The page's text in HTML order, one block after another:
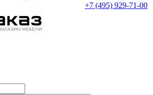
+7 (495) 929-71-00